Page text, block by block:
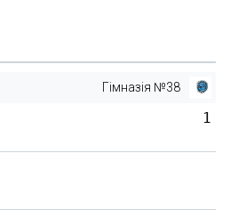
Гімназія №38
1